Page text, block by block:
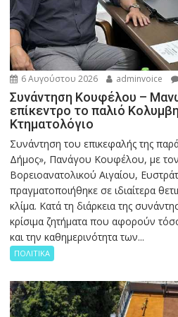
6 Αυγούστου 2026 adminvoice
Συνάντηση Κουφέλου –
επίκεντρο το παλιό
Κτηματολόγιο
Συνάντηση του επικεφαλής της
Δήμος», Πανάγου Κουφέλου, με
Βορειοανατολικού Αιγαίου,
πραγματοποιήθηκε σε ιδιαίτερα
κλίμα. Κατά τη διάρκεια της
κρίσιμα ζητήματα που αφορούν
και την καθημερινότητα των...
ΠΟΛΙΤΙΚΑ